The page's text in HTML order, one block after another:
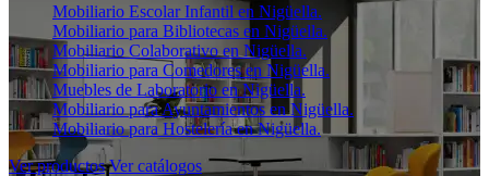
Mobiliario Escolar Infantil en Nigüella.
Mobiliario para Bibliotecas en Nigüella.
Mobiliario Colaborativo en Nigüella.
Mobiliario para Comedores en Nigüella.
Muebles de Laboratorio en Nigüella.
Mobiliario para Ayuntamientos en Nigüella.
Mobiliario para Hostelería en Nigüella.
Ver productos Ver catálogos